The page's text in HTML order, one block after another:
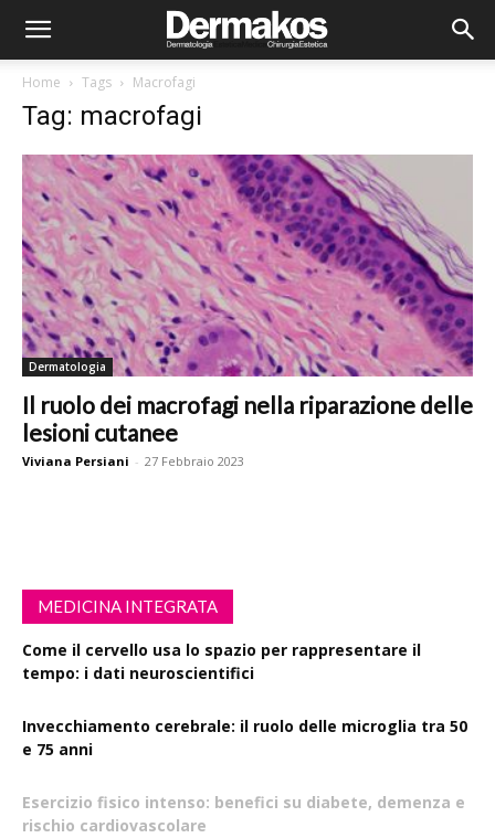
Home Tags Macrofagi
Tag: macrofagi
Dermatologia
Il ruolo dei macrofagi nella riparazione delle
lesioni cutanee
Viviana Persiani - 27 Febbraio 2023
MEDICINA INTEGRATA
Come il cervello usa lo spazio per rappresentare il
tempo: i dati neuroscientifici
Invecchiamento cerebrale: il ruolo delle microglia tra 50
e 75 anni
Esercizio fisico intenso: benefici su diabete, demenza e
rischio cardiovascolare